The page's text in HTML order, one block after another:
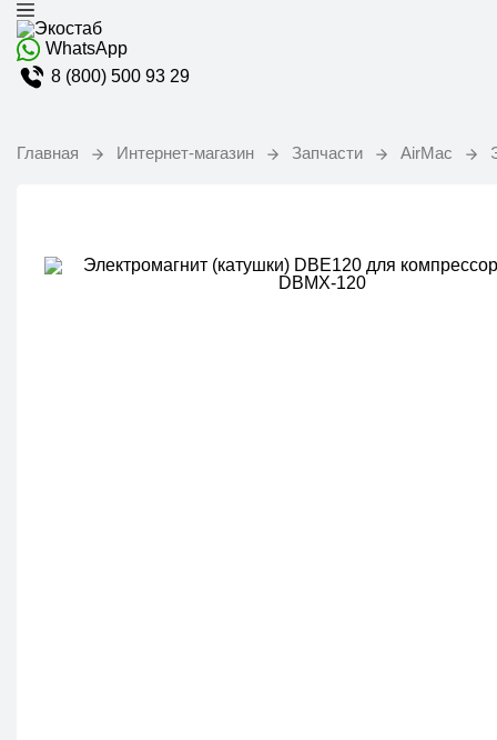
WhatsApp
8 (800) 500 93 29
Главная Интернет-магазин Запчасти AirMac